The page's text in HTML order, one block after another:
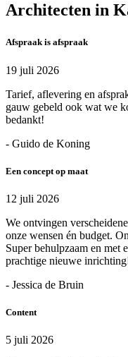
Architecten in
Afspraak is afspraak
19 juli 2026
Tarief, aflevering en
gauw gebeld ook wat we
bedankt!
- Guido de Koning
Een concept op maat
12 juli 2026
We ontvingen
onze wensen én budget.
Super behulpzaam en met
prachtige nieuwe
- Jessica de Bruin
Content
5 juli 2026